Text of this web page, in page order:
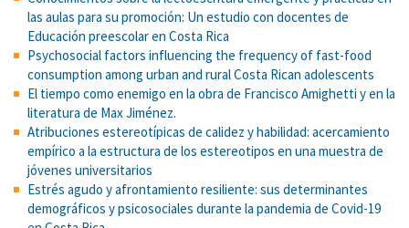
las aulas para su promoción: Un estudio con docentes de
Educación preescolar en Costa Rica
Psychosocial factors influencing the frequency of fast-food
consumption among urban and rural Costa Rican adolescents
El tiempo como enemigo en la obra de Francisco Amighetti y en la
literatura de Max Jiménez.
Atribuciones estereotípicas de calidez y habilidad: acercamiento
empírico a la estructura de los estereotipos en una muestra de
jóvenes universitarios
Estrés agudo y afrontamiento resiliente: sus determinantes
demográficos y psicosociales durante la pandemia de Covid-19